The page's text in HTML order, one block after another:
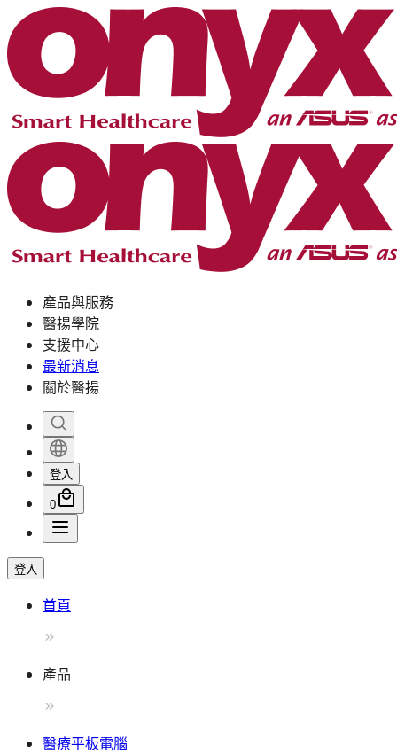
產品與服務
醫揚學院
支援中心
最新消息
關於醫揚
登入
0
登入
首頁
產品
醫療平板電腦